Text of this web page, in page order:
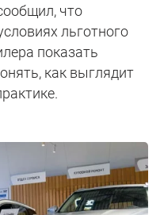
что
льготного
показать
как выглядит